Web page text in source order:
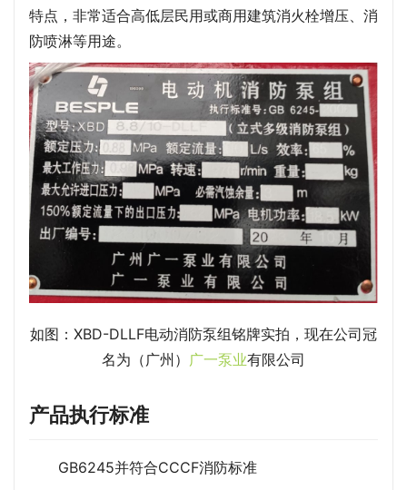
特点，非常适合高低层民用或商用建筑消火栓增压、消
防喷淋等用途。
如图：XBD-DLLF电动消防泵组铭牌实拍，现在公司冠
名为（广州） 广一泵业有限公司
产品执行标准
GB6245并符合CCCF消防标准